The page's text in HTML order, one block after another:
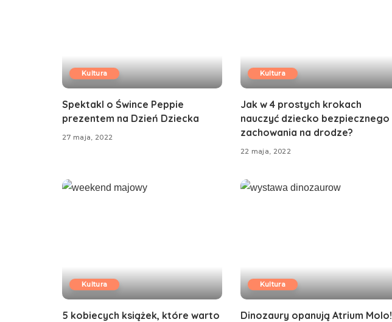
Kultura
Spektakl o Śwince Peppie
prezentem na Dzień Dziecka
27 maja, 2022
Kultura
Jak w 4 prostych krokach
nauczyć dziecko bezpiecznego
zachowania na drodze?
22 maja, 2022
Kultura
5 kobiecych książek, które warto
Kultura
Dinozaury opanują Atrium Molo!